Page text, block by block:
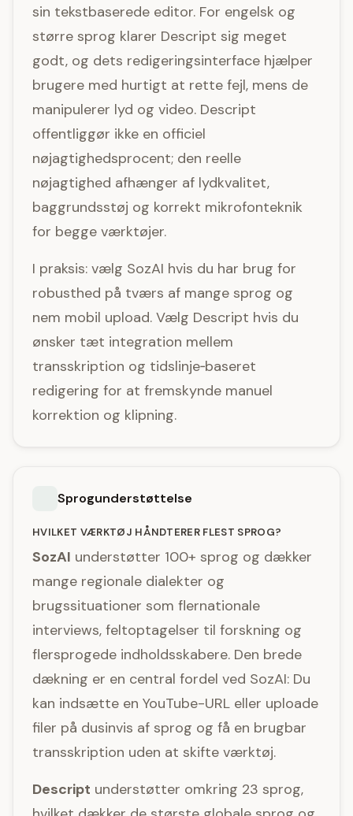
sin tekstbaserede editor. For engelsk og
større sprog klarer Descript sig meget
godt, og dets redigeringsinterface hjælper
brugere med hurtigt at rette fejl, mens de
manipulerer lyd og video. Descript
offentliggør ikke en officiel
nøjagtighedsprocent; den reelle
nøjagtighed afhænger af lydkvalitet,
baggrundsstøj og korrekt mikrofonteknik
for begge værktøjer.
I praksis: vælg SozAI hvis du har brug for
robusthed på tværs af mange sprog og
nem mobil upload. Vælg Descript hvis du
ønsker tæt integration mellem
transskription og tidslinje‑baseret
redigering for at fremskynde manuel
korrektion og klipning.
Sprogunderstøttelse
HVILKET VÆRKTØJ HÅNDTERER FLEST SPROG?
SozAI understøtter 100+ sprog og dækker
mange regionale dialekter og
brugssituationer som flernationale
interviews, feltoptagelser til forskning og
flersprogede indholdsskabere. Den brede
dækning er en central fordel ved SozAI: Du
kan indsætte en YouTube-URL eller uploade
filer på dusinvis af sprog og få en brugbar
transskription uden at skifte værktøj.
Descript understøtter omkring 23 sprog,